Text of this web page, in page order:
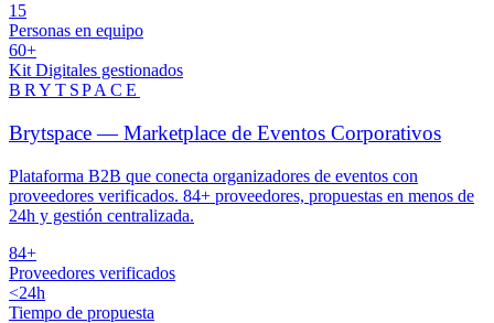
15
Personas en equipo
60+
Kit Digitales gestionados
BRYTSPACE
Brytspace — Marketplace de Eventos Corporativos
Plataforma B2B que conecta organizadores de eventos con
proveedores verificados. 84+ proveedores, propuestas en menos de
24h y gestión centralizada.
84+
Proveedores verificados
<24h
Tiempo de propuesta